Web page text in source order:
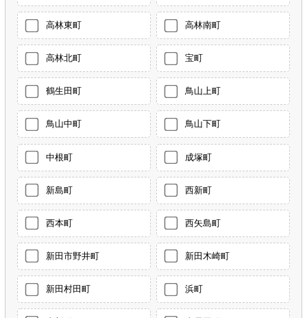
高林東町 高林南町
高林北町 宝町
鶴生田町 鳥山上町
鳥山中町 鳥山下町
中根町 成塚町
新島町 西新町
西本町 西矢島町
新田市野井町 新田木崎町
新田村田町 浜町